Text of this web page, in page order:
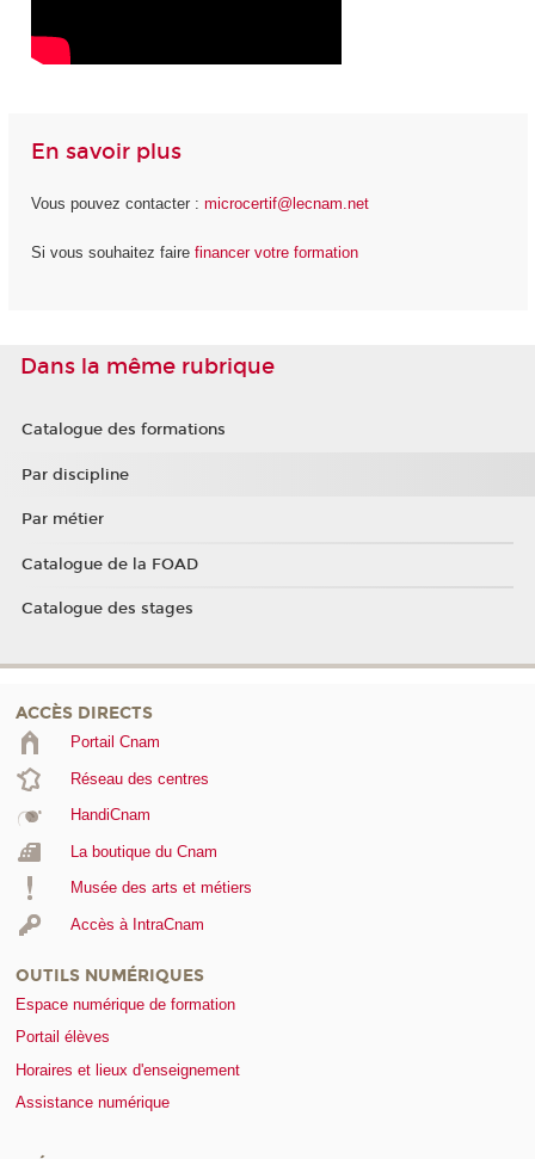
En savoir plus
Vous pouvez contacter : microcertif@lecnam.net
Si vous souhaitez faire financer votre formation
Dans la même rubrique
Catalogue des formations
Par discipline
Par métier
Catalogue de la FOAD
Catalogue des stages
ACCÈS DIRECTS
Portail Cnam
Réseau des centres
HandiCnam
La boutique du Cnam
Musée des arts et métiers
Accès à IntraCnam
OUTILS NUMÉRIQUES
Espace numérique de formation
Portail élèves
Horaires et lieux d'enseignement
Assistance numérique